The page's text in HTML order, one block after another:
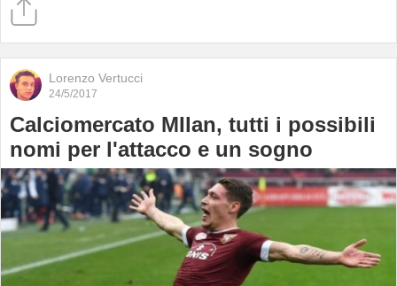
Lorenzo Vertucci
24/5/2017
Calciomercato MIlan, tutti i possibili
nomi per l'attacco e un sogno